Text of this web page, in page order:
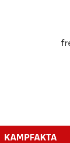
KAMPFAKTA